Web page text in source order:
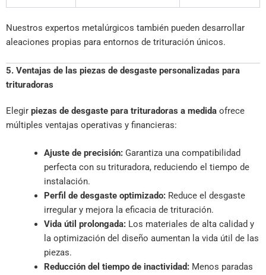
Nuestros expertos metalúrgicos también pueden desarrollar
aleaciones propias para entornos de trituración únicos.
5. Ventajas de las piezas de desgaste personalizadas para
trituradoras
Elegir piezas de desgaste para trituradoras a medida ofrece
múltiples ventajas operativas y financieras:
Ajuste de precisión:Garantiza una compatibilidad
perfecta con su trituradora, reduciendo el tiempo de
instalación.
Perfil de desgaste optimizado:Reduce el desgaste
irregular y mejora la eficacia de trituración.
Vida útil prolongada:Los materiales de alta calidad y
la optimización del diseño aumentan la vida útil de las
piezas.
Reducción del tiempo de inactividad:Menos paradas